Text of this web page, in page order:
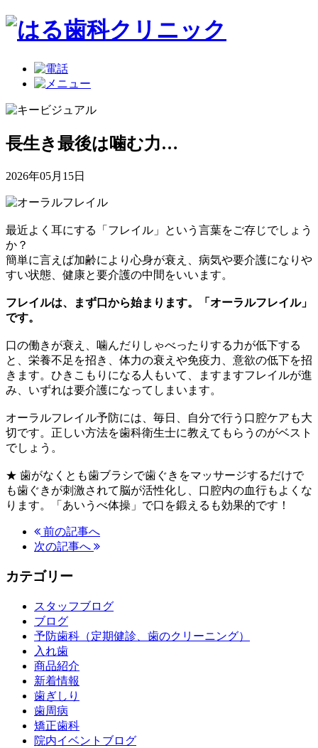
長生き最後は噛む力…
2026年05月15日
最近よく耳にする「フレイル」という言葉をご存じでしょう
か？
簡単に言えば加齢により心身が衰え、病気や要介護になりや
すい状態、健康と要介護の中間をいいます。
フレイルは、まず口から始まります。「オーラルフレイル」
です。
口の働きが衰え、噛んだりしゃべったりする力が低下する
と、栄養不足を招き、体力の衰えや免疫力、意欲の低下を招
きます。ひきこもりになる人もいて、ますますフレイルが進
み、いずれは要介護になってしまいます。
オーラルフレイル予防には、毎日、自分で行う口腔ケアも大
切です。正しい方法を歯科衛生士に教えてもらうのがベスト
でしょう。
★ 歯がなくとも歯ブラシで歯ぐきをマッサージするだけで
も歯ぐきが刺激されて脳が活性化し、口腔内の血行もよくな
ります。「あいうべ体操」で口を鍛えるも効果的です！
前の記事へ
次の記事へ
カテゴリー
スタッフブログ
ブログ
予防歯科（定期健診、歯のクリーニング）
入れ歯
商品紹介
新着情報
歯ぎしり
歯周病
矯正歯科
院内イベントブログ